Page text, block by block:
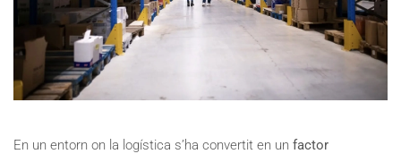
En un entorn on la logística s’ha convertit en un factor